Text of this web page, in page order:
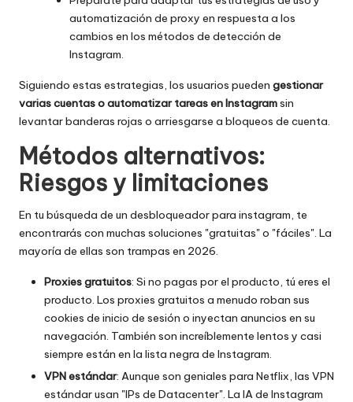
automatización de proxy en respuesta a los
cambios en los métodos de detección de
Instagram.
Siguiendo estas estrategias, los usuarios pueden gestionar
varias cuentas o automatizar tareas en Instagramsin
levantar banderas rojas o arriesgarse a bloqueos de cuenta.
Métodos alternativos:
Riesgos y limitaciones
En tu búsqueda de un desbloqueador para instagram, te
encontrarás con muchas soluciones "gratuitas" o "fáciles". La
mayoría de ellas son trampas en 2026.
Proxies gratuitos: Si no pagas por el producto, tú eres el
producto. Los proxies gratuitos a menudo roban sus
cookies de inicio de sesión o inyectan anuncios en su
navegación. También son increíblemente lentos y casi
siempre están en la lista negra de Instagram.
VPN estándar: Aunque son geniales para Netflix, las VPN
estándar usan "IPs de Datacenter". La IA de Instagram